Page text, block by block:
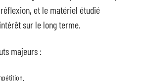
et le matériel étudié
sur le long terme.
majeurs :